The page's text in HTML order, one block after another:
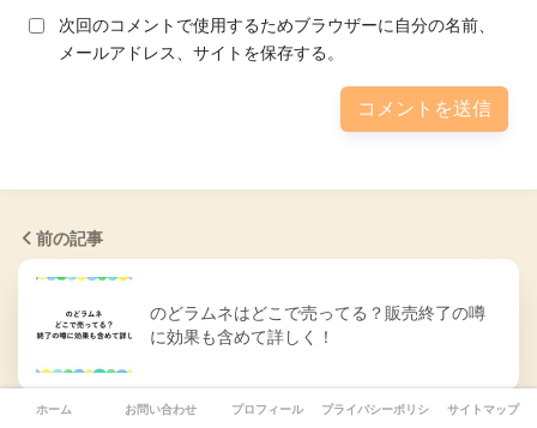
次回のコメントで使用するためブラウザーに自分の名前、
メールアドレス、サイトを保存する。
前の記事
のどラムネはどこで売ってる？販売終了の噂
に効果も含めて詳しく！
ホーム お問い合わせ プロフィール プライバシーポリシー サイトマップ